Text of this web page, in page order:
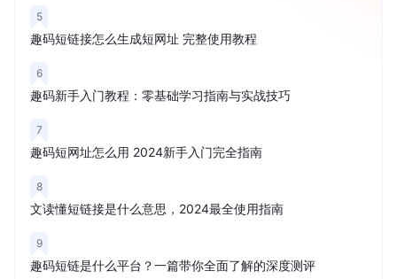
5
趣码短链接怎么生成短网址 完整使用教程
6
趣码新手入门教程：零基础学习指南与实战技巧
7
趣码短网址怎么用 2024新手入门完全指南
8
文读懂短链接是什么意思，2024最全使用指南
9
趣码短链是什么平台？一篇带你全面了解的深度测评